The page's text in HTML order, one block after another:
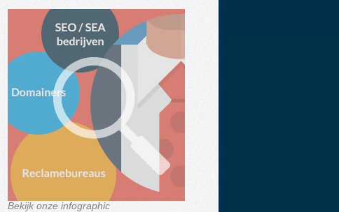
Bekijk onze infographic